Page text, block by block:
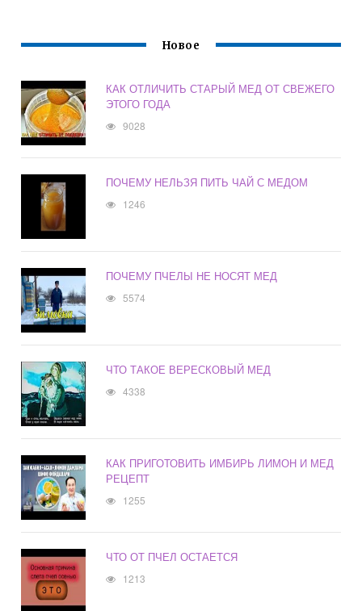
Новое
КАК ОТЛИЧИТЬ СТАРЫЙ МЕД ОТ СВЕЖЕГО
ЭТОГО ГОДА
9028
ПОЧЕМУ НЕЛЬЗЯ ПИТЬ ЧАЙ С МЕДОМ
1246
ПОЧЕМУ ПЧЕЛЫ НЕ НОСЯТ МЕД
5574
ЧТО ТАКОЕ ВЕРЕСКОВЫЙ МЕД
4338
КАК ПРИГОТОВИТЬ ИМБИРЬ ЛИМОН И МЕД
РЕЦЕПТ
1255
ЧТО ОТ ПЧЕЛ ОСТАЕТСЯ
1213